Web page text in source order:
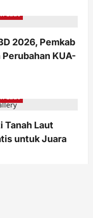
Laut
2026, Pemkab
Perubahan KUA-
Laut
Tanah Laut
untuk Juara